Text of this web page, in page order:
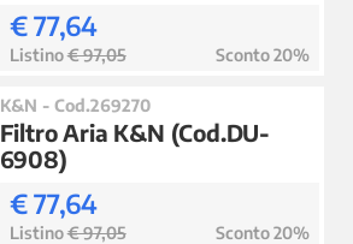
€ 77,64
Listino€ 97,05 Sconto 20%
K&N - Cod.269270
Filtro Aria K&N (Cod.DU-
6908)
€ 77,64
Listino€ 97,05 Sconto 20%